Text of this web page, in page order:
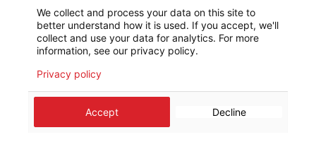
questions.
N'hésitez pas ànous contacter par téléphone
:
33.25.15-311 .
We collect and process your data on this site to
better understand how it is used. If you accept, we'll
collect and use your data for analytics. For more
information, see our privacy policy.
Privacy policy
Accept Decline